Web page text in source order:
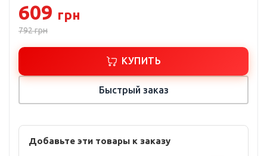
609 грн
792грн
КУПИТЬ
Быстрый заказ
Добавьте эти товары к заказу